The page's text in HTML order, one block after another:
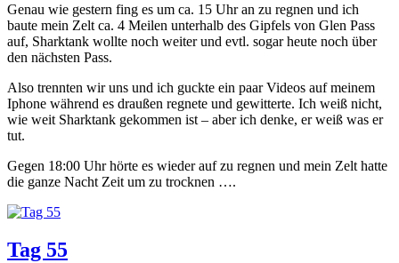
Genau wie gestern fing es um ca. 15 Uhr an zu regnen und ich
baute mein Zelt ca. 4 Meilen unterhalb des Gipfels von Glen Pass
auf, Sharktank wollte noch weiter und evtl. sogar heute noch über
den nächsten Pass.
Also trennten wir uns und ich guckte ein paar Videos auf meinem
Iphone während es draußen regnete und gewitterte. Ich weiß nicht,
wie weit Sharktank gekommen ist – aber ich denke, er weiß was er
tut.
Gegen 18:00 Uhr hörte es wieder auf zu regnen und mein Zelt hatte
die ganze Nacht Zeit um zu trocknen ….
Tag 55